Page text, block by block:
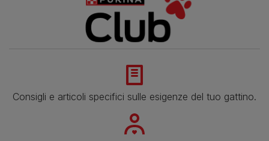
Consigli e articoli specifici sulle esigenze del tuo gattino.